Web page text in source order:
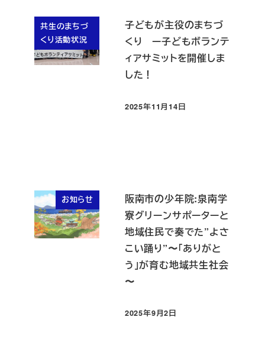
共生のまちづ
くり活動状況
子どもが主役のまちづ
くり ー子どもボランテ
ィアサミットを開催しま
した！
投稿日
2025年11月14日
お知らせ
阪南市の少年院:泉南学
寮グリーンサポーターと
地域住民で奏でた”よさ
こい踊り”〜「ありがと
う」が育む地域共生社会
〜
投稿日
2025年9月2日